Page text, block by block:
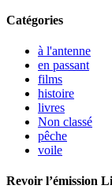
Catégories
à l'antenne
en passant
films
histoire
livres
Non classé
pêche
voile
Revoir l’émission